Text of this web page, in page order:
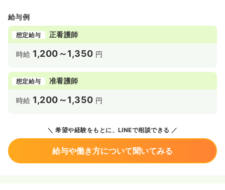
給与例
想定給与 正看護師
時給 1,200～1,350 円
想定給与 准看護師
時給 1,200～1,350 円
希望や経験をもとに、LINEで相談できる
給与や働き方について聞いてみる